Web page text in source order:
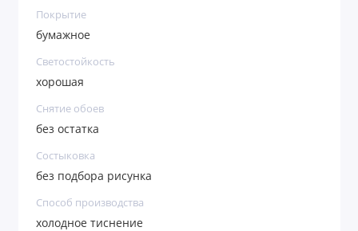
Покрытие
бумажное
Светостойкость
хорошая
Снятие обоев
без остатка
Состыковка
без подбора рисунка
Способ производства
холодное тиснение